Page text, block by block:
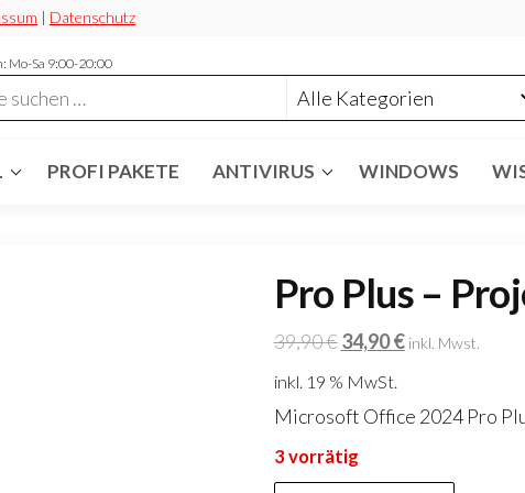
| Datenschutz
Mo-Sa 9:00-20:00
PROFI PAKETE ANTIVIRUS WINDOWS
Pro Plus –
39,90€Ursprünglicher
Preis
34,90€Aktueller
inkl. Mwst.
inkl. 19 % MwSt.
Microsoft Office 2024 Pro
3 vorrätig